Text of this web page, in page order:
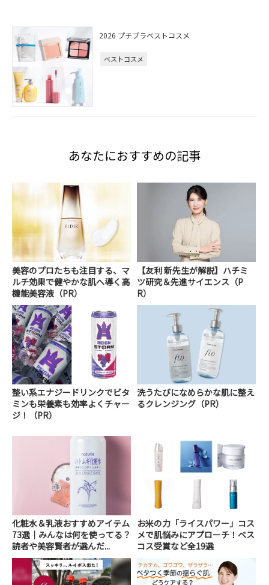
2026 プチプラベストコスメ
ベストコスメ
あなたにおすすめの記事
美容のプロたちも注目する、マ
ルチ効果で健やかな肌へ導く高
機能美容液（PR）
【友利 新先生が解説】ハチミ
ツ研究＆先進サイエンス（P
R）
整い系エナジードリンクでビタ
ミンも栄養素も効率よくチャー
ジ！（PR）
洗うたびになめらかな肌に整え
るクレンジング（PR）
化粧水＆乳液おすすめアイテム
73選｜みんなは何を使ってる？
読者や美容賢者が選んだ...
お米の力「ライスパワー」コス
メで肌悩みにアプローチ！ベス
コス受賞など全19選